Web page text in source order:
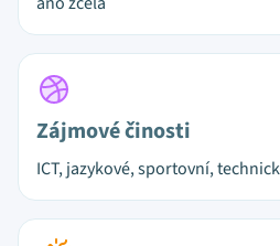
Zájmové činosti
ICT, jazykové, sportovní,